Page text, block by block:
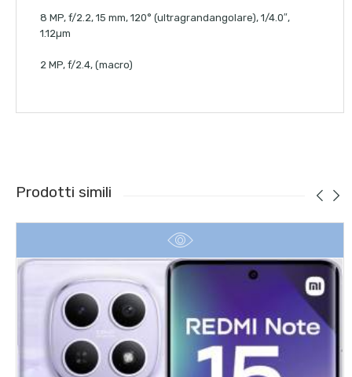
8 MP, f/2.2, 15 mm, 120° (ultragrandangolare), 1/4.0″,
1.12µm
2 MP, f/2.4, (macro)
Prodotti simili